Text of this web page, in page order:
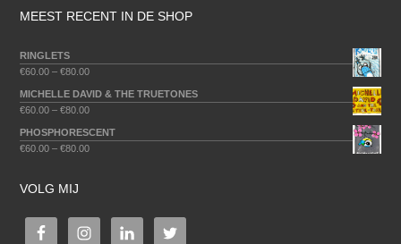
MEEST RECENT IN DE SHOP
RINGLETS
€60.00 –€80.00
MICHELLE DAVID & THE TRUETONES
€60.00 –€80.00
PHOSPHORESCENT
€60.00 –€80.00
VOLG MIJ